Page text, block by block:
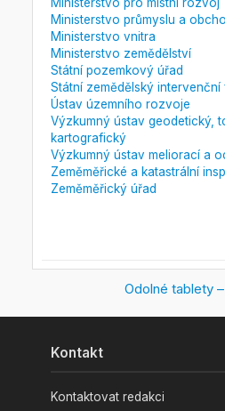
Ministerstvo průmyslu a
Ministerstvo vnitra
Ministerstvo zemědělství
Státní pozemkový úřad
Státní zemědělský intervenční
Ústav územního rozvoje
Výzkumný ústav geodetický,
kartografický
Výzkumný ústav meliorací a
Zeměměřické a katastrální
Zeměměřický úřad
Odolné tablety
Kontakt
Kontaktovat redakci